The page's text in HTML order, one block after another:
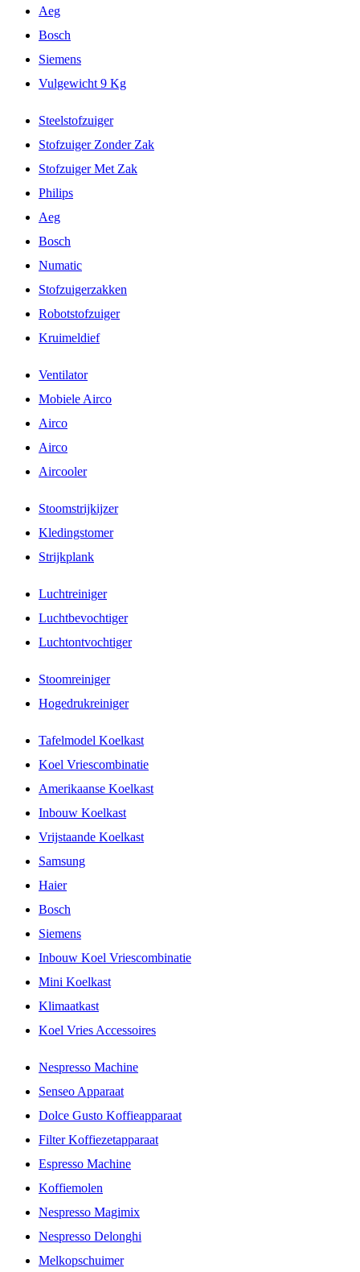
Aeg
Bosch
Siemens
Vulgewicht 9 Kg
Steelstofzuiger
Stofzuiger Zonder Zak
Stofzuiger Met Zak
Philips
Aeg
Bosch
Numatic
Stofzuigerzakken
Robotstofzuiger
Kruimeldief
Ventilator
Mobiele Airco
Airco
Airco
Aircooler
Stoomstrijkijzer
Kledingstomer
Strijkplank
Luchtreiniger
Luchtbevochtiger
Luchtontvochtiger
Stoomreiniger
Hogedrukreiniger
Tafelmodel Koelkast
Koel Vriescombinatie
Amerikaanse Koelkast
Inbouw Koelkast
Vrijstaande Koelkast
Samsung
Haier
Bosch
Siemens
Inbouw Koel Vriescombinatie
Mini Koelkast
Klimaatkast
Koel Vries Accessoires
Nespresso Machine
Senseo Apparaat
Dolce Gusto Koffieapparaat
Filter Koffiezetapparaat
Espresso Machine
Koffiemolen
Nespresso Magimix
Nespresso Delonghi
Melkopschuimer